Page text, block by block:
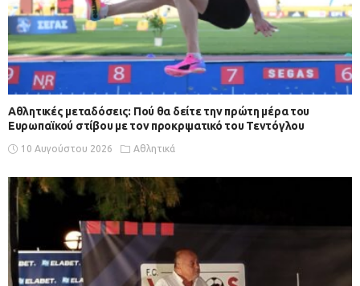
Αθλητικές μεταδόσεις: Πού θα δείτε την πρώτη μέρα του
Ευρωπαϊκού στίβου με τον προκριματικό του Τεντόγλου
10 Αυγούστου 2026 Αθλητικά